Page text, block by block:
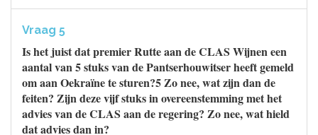
Vraag 5
Is het juist dat premier Rutte aan de CLAS Wijnen een
aantal van 5 stuks van de Pantserhouwitser heeft gemeld
om aan Oekraïne te sturen?5 Zo nee, wat zijn dan de
feiten? Zijn deze vijf stuks in overeenstemming met het
advies van de CLAS aan de regering? Zo nee, wat hield
dat advies dan in?